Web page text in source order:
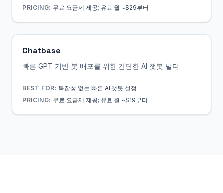
PRICING: 무료 요금제 제공; 유료 월 ~$29부터
Chatbase
빠른 GPT 기반 봇 배포를 위한 간단한 AI 챗봇 빌더.
BEST FOR: 복잡성 없는 빠른 AI 챗봇 설정
PRICING: 무료 요금제 제공; 유료 월 ~$19부터